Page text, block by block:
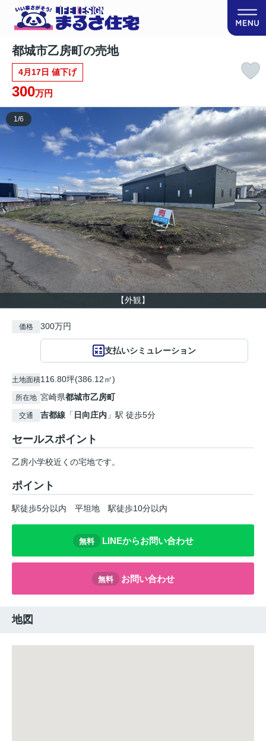
都城市乙房町の売地
4月17日 値下げ
300万円
【外観】
1/6
価格 300万円
支払いシミュレーション
土地面積116.80坪(386.12㎡)
所在地 宮崎県都城市乙房町
交通 吉都線 「 日向庄内 」駅 徒歩5分
セールスポイント
乙房小学校近くの宅地です。
ポイント
駅徒歩5分以内 平坦地 駅徒歩10分以内
無料 LINEからお問い合わせ
無料 お問い合わせ
地図